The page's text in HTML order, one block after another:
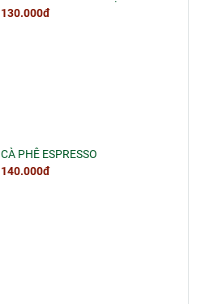
130.000đ
CÀ PHÊ ESPRESSO
140.000đ